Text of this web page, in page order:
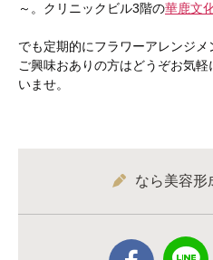
～。クリニックビル3階の華鹿文
でも定期的にフラワーアレンジメ
ご興味おありの方はどうぞお気
いませ。
なら美容形